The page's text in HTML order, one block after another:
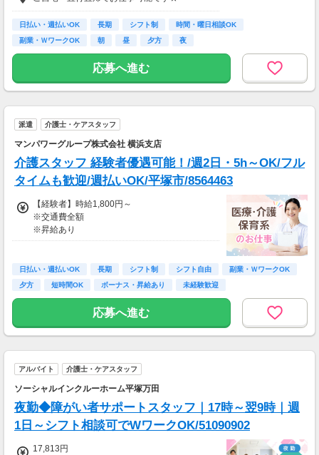
⇒「初回稼働1か月後に3万円」or「1年後に10
万円」or「2年後に20万円」選べます！
ご都合にあわせてルートや個数は調整可能！
※1日2万円保証の案件もあり！
＊現金手渡し・日払いご相談OK
＊前払い制度あり（稼働分のみ）
【日収例】
1万9000円
【月額報酬例】
売上65万2800円(1個160円×170個×24日)×90％
※上記は一例です。
日払い・週払いOK 長期 シフト制
時間・曜日相談OK
副業・ＷワークOK
朝 昼 夕方 夜
応募へ進む
派遣 介護士・ケアスタッフ
マンパワーグループ株式会社 横浜支店
介護スタッフ 経験者優遇可能！/週2日・5h～OK/フル
タイムも歓迎/週払いOK/平塚市/8564463
【経験者】時給1,800円～
※交通費全額
※昇給あり
◎日勤／経験者の場合
・日収(1,800*8)円（時給1,800円×8h）
※資格手当あり（時給50円～UP/資格の種類に
よって異なる）
※週払いOK（規定あり）
（稼働開始時は手続き完了次第となります）
日払い・週払いOK 長期 シフト制 シフト自由
副業・ＷワークOK
夕方
短時間OK ボーナス・昇給あり 未経験歓迎
応募へ進む
アルバイト 介護士・ケアスタッフ
ソーシャルインクルーホーム平塚万田
夜勤◆障がい者サポートスタッフ｜17時～翌9時｜週
1日～シフト相談可でWワークOK/51090902
17,813円